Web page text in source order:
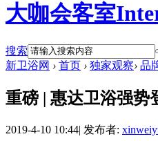
大咖会客室
搜索
新卫浴网 › 首页 › 独家观察› 品
重磅 | 惠达卫浴强势
2019-4-10 10:44| 发布者: